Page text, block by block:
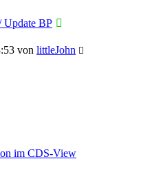
Update BP
von littleJohn
im CDS-View